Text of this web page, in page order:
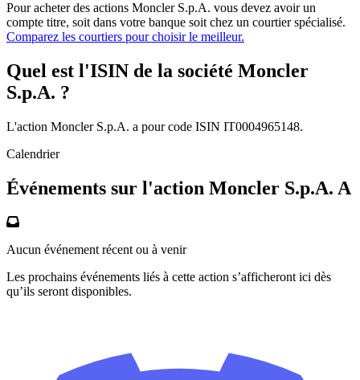
Pour acheter des actions Moncler S.p.A. vous devez avoir un
compte titre, soit dans votre banque soit chez un courtier spécialisé.
Comparez les courtiers pour choisir le meilleur.
Quel est l'ISIN de la société Moncler
S.p.A. ?
L'action Moncler S.p.A. a pour code ISIN IT0004965148.
Calendrier
Événements sur l'action Moncler S.p.A. A
Aucun événement récent ou à venir
Les prochains événements liés à cette action s’afficheront ici dès
qu’ils seront disponibles.